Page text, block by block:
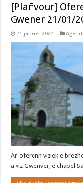
[Plañvour]
Gwener 21/01/
21 janvier 2022
An oferenn viziek e
a viz Gweñver, e chapel